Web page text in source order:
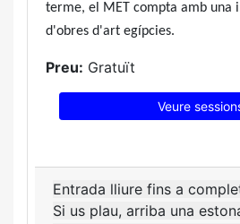
terme, el MET compta amb una
d'obres d'art egípcies.
Preu: Gratuït
Veure
Entrada lliure fins a
Si us plau, arriba una